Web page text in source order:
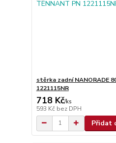
stěrka zadní NANORADE
1221115NR
718 Kč/ks
593 Kč bez DPH
Přidat